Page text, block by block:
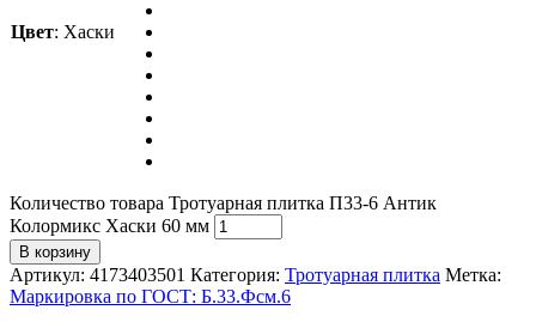
Цвет: Хаски
Количество товара Тротуарная плитка П33-6 Антик
Колормикс Хаски 60 мм
В корзину
Артикул: 4173403501 Категория: Тротуарная плитка Метка:
Маркировка по ГОСТ: Б.33.Фсм.6